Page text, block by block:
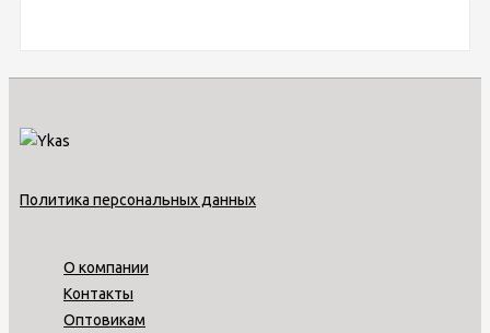
Политика персональных данных
О компании
Контакты
Оптовикам